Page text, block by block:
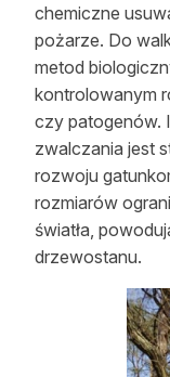
chemiczne
pożarze. Do
metod
kontrolowanym
czy patogenów.
zwalczania jest
rozwoju
rozmiarów
światła,
drzewostanu.